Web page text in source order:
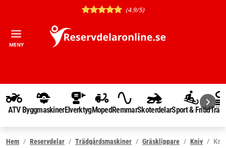
(4.9/5)
MENY
ATV ByggmaskinerElverktygMopedRemmarSkoterdelarSport & Fritid
Hem Reservdelar Trädgårdsmaskiner Gräsklippare Kniv